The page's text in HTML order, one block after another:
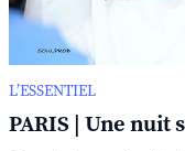
L’ESSENTIEL
PARIS | Une nuit